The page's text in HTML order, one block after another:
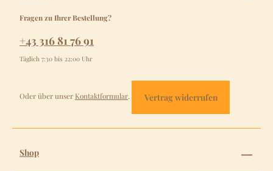
Fragen zu Ihrer Bestellung?
+43 316 81 76 91
Täglich 7:30 bis 22:00 Uhr
Oder über unser Kontaktformular. Vertrag widerrufen
Shop